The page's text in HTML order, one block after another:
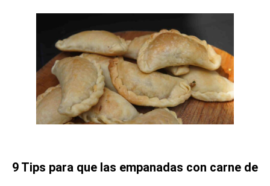
9 Tips para que las empanadas con carne de